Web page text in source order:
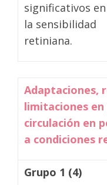
significativos en
la sensibilidad
retiniana.
Adaptaciones,
limitaciones en
circulación en
a condiciones
Grupo 1 (4)